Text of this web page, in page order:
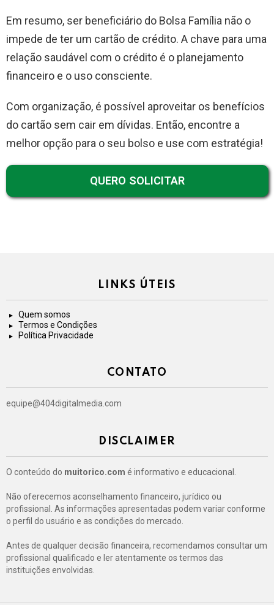
Em resumo, ser beneficiário do Bolsa Família não o
impede de ter um cartão de crédito. A chave para uma
relação saudável com o crédito é o planejamento
financeiro e o uso consciente.
Com organização, é possível aproveitar os benefícios
do cartão sem cair em dívidas. Então, encontre a
melhor opção para o seu bolso e use com estratégia!
QUERO SOLICITAR
LINKS ÚTEIS
Quem somos
Termos e Condições
Política Privacidade
CONTATO
equipe@404digitalmedia.com
DISCLAIMER
O conteúdo do muitorico.com é informativo e educacional.
Não oferecemos aconselhamento financeiro, jurídico ou
profissional. As informações apresentadas podem variar conforme
o perfil do usuário e as condições do mercado.
Antes de qualquer decisão financeira, recomendamos consultar um
profissional qualificado e ler atentamente os termos das
instituições envolvidas.